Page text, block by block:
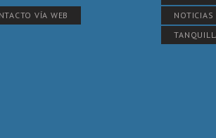
VÍA WEB
NOTICIAS